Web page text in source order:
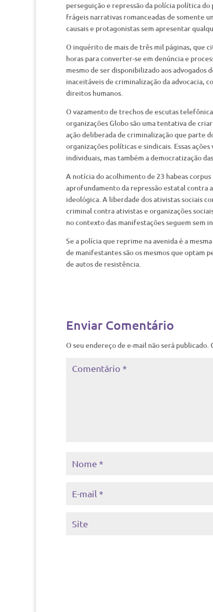
perseguição e repressão da polícia política
frágeis narrativas romanceadas de somente
causais e protagonistas sem apresentar
O inquérito de mais de três mil páginas, que
horas para converter-se em denúncia e
mesmo de ser disponibilizado aos
inaceitáveis de criminalização da advocacia,
direitos humanos.
O vazamento de trechos de escutas
organizações Globo são uma tentativa de
ação deliberada de criminalização que parte
organizações políticas e sindicais. Essas
individuais, mas também a democratização
A notícia do acolhimento de 23 habeas
aprofundamento da repressão estatal contra
ideológica. A liberdade dos ativistas sociais
criminal contra ativistas e organizações
no contexto das manifestações seguem sem
Se a polícia que reprime na avenida é a
de manifestantes são os mesmos que optam
de autos de resistência.
Enviar Comentário
O seu endereço de e-mail não será publicado.